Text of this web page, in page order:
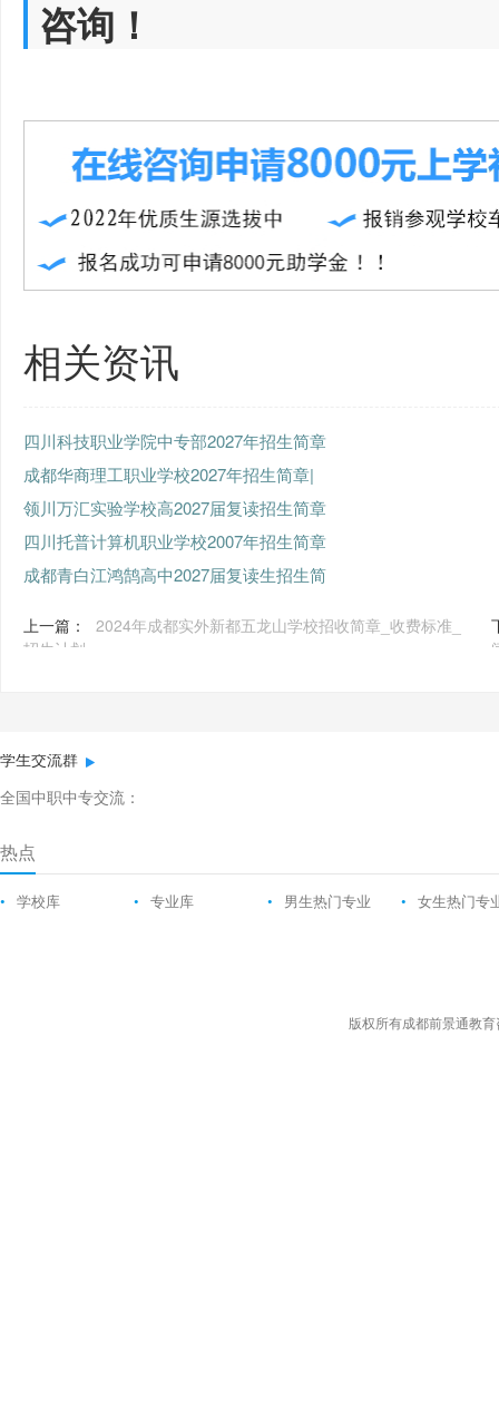
咨询！
相关资讯
四川科技职业学院中专部2027年招生简章
成都华商理工职业学校2027年招生简章|
领川万汇实验学校高2027届复读招生简章
四川托普计算机职业学校2007年招生简章
成都青白江鸿鹄高中2027届复读生招生简
上一篇：
2024年成都实外新都五龙山学校招收简章_收费标准_
招生计划
学生交流群
全国中职中专交流：
热点
• 学校库 • 专业库 • 男生热门专业 • 女生热门专
版权所有成都前景通教